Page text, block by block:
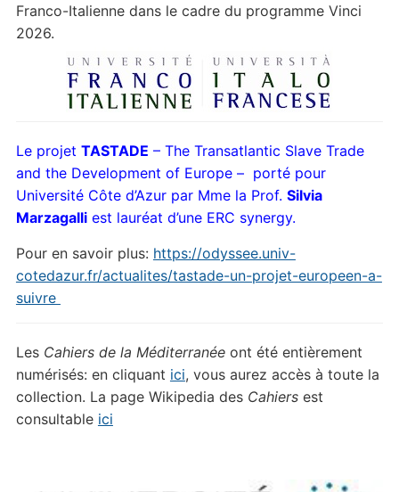
Franco-Italienne dans le cadre du programme Vinci
2026.
Le projet TASTADE – The Transatlantic Slave Trade
and the Development of Europe – porté pour
Université Côte d’Azur par Mme la Prof. Silvia
Marzagalliest lauréat d’une ERC synergy.
Pour en savoir plus: https://odyssee.univ-
cotedazur.fr/actualites/tastade-un-projet-europeen-a-
suivre
Les Cahiers de la Méditerranéeont été entièrement
numérisés: en cliquant ici, vous aurez accès à toute la
collection. La page Wikipedia des Cahiersest
consultable ici